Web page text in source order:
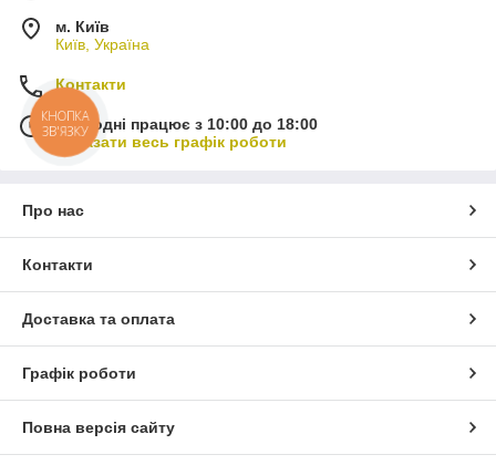
м. Київ
Київ, Україна
Контакти
Сьогодні працює з 10:00 до 18:00
Показати весь графік роботи
Про нас
Контакти
Доставка та оплата
Графік роботи
Повна версія сайту
КНОПКА
ЗВ'ЯЗКУ